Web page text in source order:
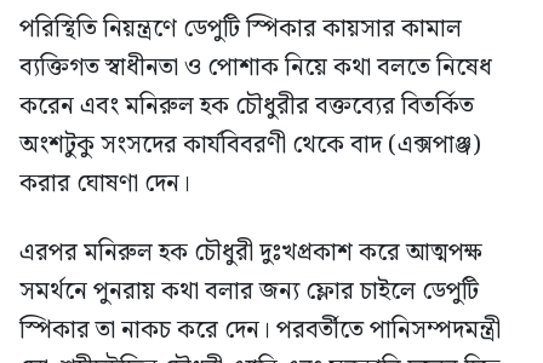
পরিস্থিতি নিয়ন্ত্রণে ডেপুটি স্পিকার কায়সার কামাল
ব্যক্তিগত স্বাধীনতা ও পোশাক নিয়ে কথা বলতে নিষেধ
করেন এবং মনিরুল হক চৌধুরীর বক্তব্যের বিতর্কিত
অংশটুকু সংসদের কার্যবিবরণী থেকে বাদ (এক্সপাঞ্জ)
করার ঘোষণা দেন।
এরপর মনিরুল হক চৌধুরী দুঃখপ্রকাশ করে আত্মপক্ষ
সমর্থনে পুনরায় কথা বলার জন্য ফ্লোর চাইলে ডেপুটি
স্পিকার তা নাকচ করে দেন। পরবর্তীতে পানিসম্পদমন্ত্রী